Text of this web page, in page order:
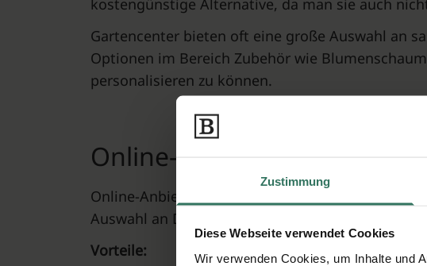
Zustimmung
Diese Webseite verwendet Cookies
Wir verwenden Cookies, um Inhalte und
kostengünstige Alternative, da man sie auch
Gartencenter bieten oft eine große Auswahl an
Optionen im Bereich Zubehör wie
personalisieren zu können.
Online-Anbieter
Online-Anbieter ermöglichen den Kauf von
Auswahl an Designs und Preisklassen, oft mit
Vorteile: